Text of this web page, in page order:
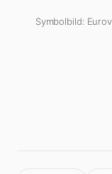
Symbolbild: